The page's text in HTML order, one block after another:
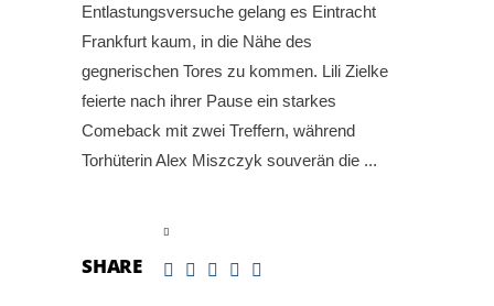
Entlastungsversuche gelang es Eintracht
Frankfurt kaum, in die Nähe des
gegnerischen Tores zu kommen. Lili Zielke
feierte nach ihrer Pause ein starkes
Comeback mit zwei Treffern, während
Torhüterin Alex Miszczyk souverän die
SHARE